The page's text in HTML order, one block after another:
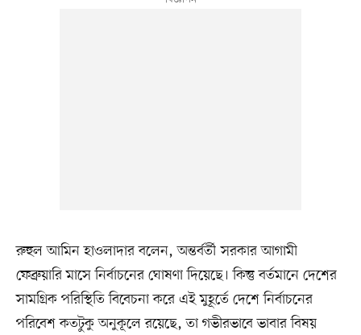
রুহুল আমিন হাওলাদার বলেন, অন্তর্বর্তী সরকার আগামী
ফেব্রুয়ারি মাসে নির্বাচনের ঘোষণা দিয়েছে। কিন্তু বর্তমানে দেশের
সামগ্রিক পরিস্থিতি বিবেচনা করে এই মুহূর্তে দেশে নির্বাচনের
পরিবেশ কতটুকু অনুকূলে রয়েছে, তা গভীরভাবে ভাবার বিষয়